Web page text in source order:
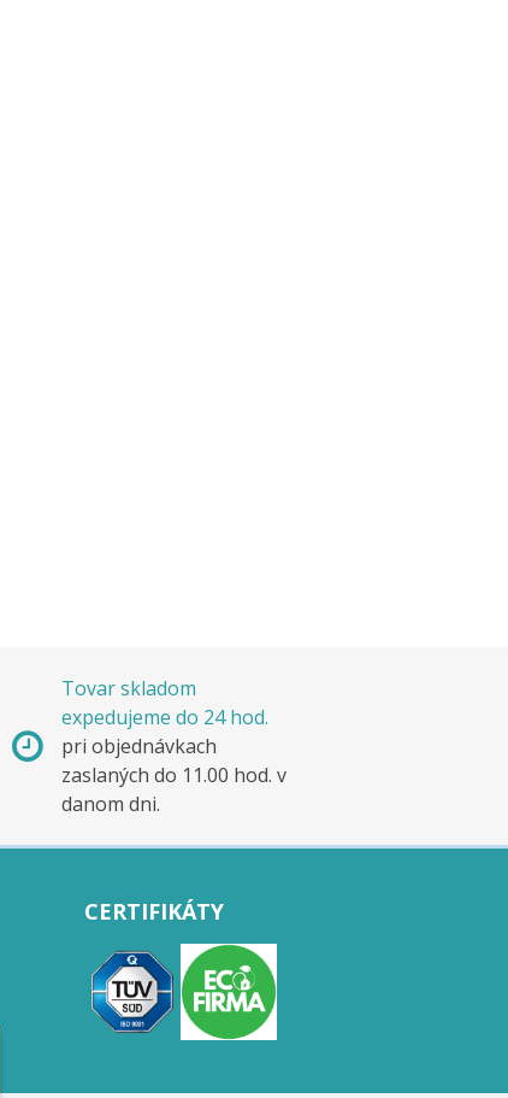
Tovar skladom
expedujeme do 24 hod.
pri objednávkach
zaslaných do 11.00 hod. v
danom dni.
CERTIFIKÁTY